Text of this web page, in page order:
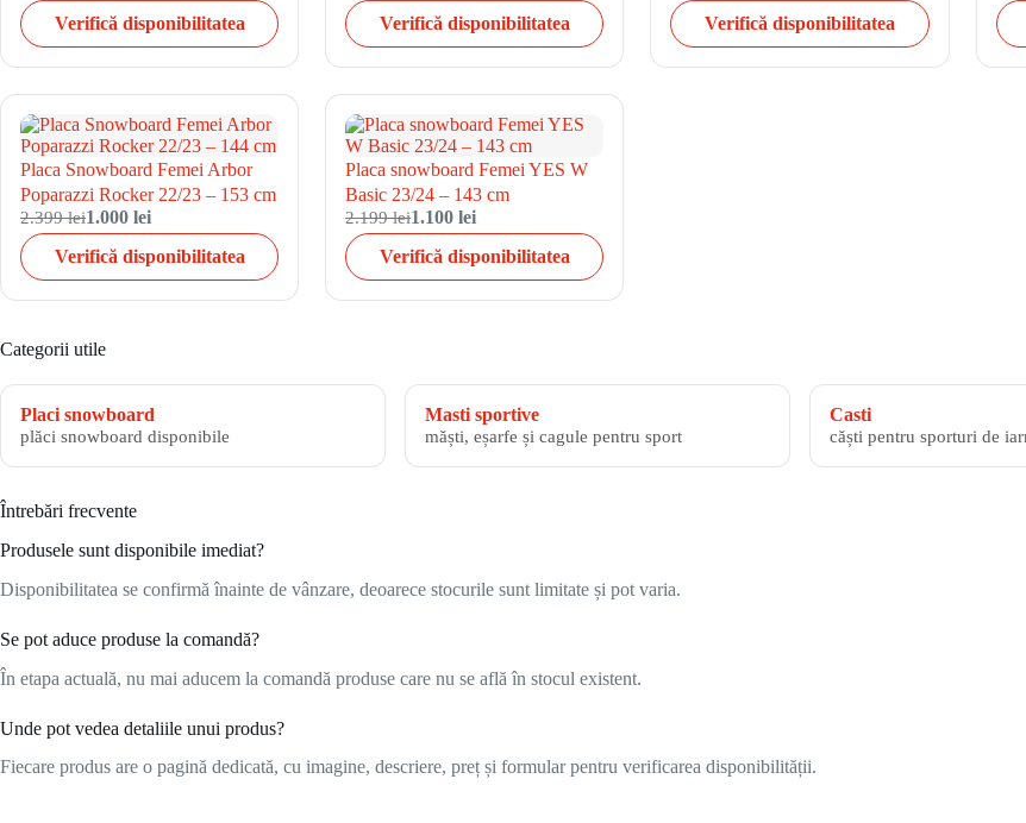
Verifică disponibilitatea
Verifică disponibilitatea
Verifică disponibilitatea
Placa Snowboard Femei Arbor
Poparazzi Rocker 22/23 – 153 cm
2.399 lei1.000 lei
Verifică disponibilitatea
Placa snowboard Femei YES W
Basic 23/24 – 143 cm
2.199 lei1.100 lei
Verifică disponibilitatea
Categorii utile
Placi snowboard
plăci snowboard disponibile
Masti sportive
măști, eșarfe și cagule pentru sport
Casti
căști pentru sporturi de
Întrebări frecvente
Produsele sunt disponibile imediat?
Disponibilitatea se confirmă înainte de vânzare, deoarece stocurile sunt limitate și pot varia.
Se pot aduce produse la comandă?
În etapa actuală, nu mai aducem la comandă produse care nu se află în stocul existent.
Unde pot vedea detaliile unui produs?
Fiecare produs are o pagină dedicată, cu imagine, descriere, preț și formular pentru verificarea disponibilității.